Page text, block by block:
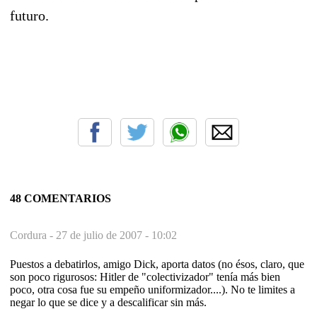
futuro.
48 COMENTARIOS
Cordura - 27 de julio de 2007 - 10:02
Puestos a debatirlos, amigo Dick, aporta datos (no ésos, claro, que
son poco rigurosos: Hitler de "colectivizador" tenía más bien
poco, otra cosa fue su empeño uniformizador....). No te limites a
negar lo que se dice y a descalificar sin más.